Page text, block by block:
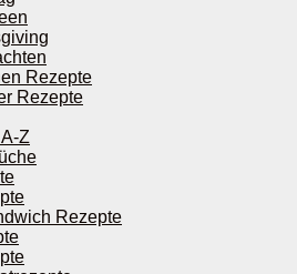
Rezepte
Rezepte
Z
Rezepte